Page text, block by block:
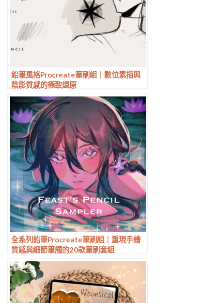
鉛筆風格Procreate筆刷組｜數位素描與
陰影質感的極致還原
全系列鉛筆Procreate筆刷組｜重現手繪
質感與細節筆觸的20款筆刷套組